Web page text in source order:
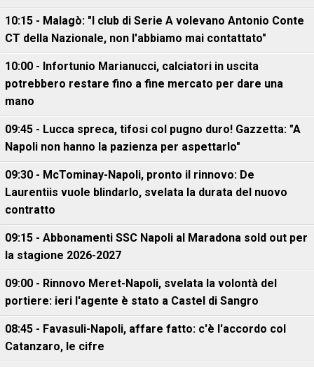
10:15 - Malagò: "I club di Serie A volevano Antonio Conte
CT della Nazionale, non l'abbiamo mai contattato"
10:00 - Infortunio Marianucci, calciatori in uscita
potrebbero restare fino a fine mercato per dare una
mano
09:45 - Lucca spreca, tifosi col pugno duro! Gazzetta: "A
Napoli non hanno la pazienza per aspettarlo"
09:30 - McTominay-Napoli, pronto il rinnovo: De
Laurentiis vuole blindarlo, svelata la durata del nuovo
contratto
09:15 - Abbonamenti SSC Napoli al Maradona sold out per
la stagione 2026-2027
09:00 - Rinnovo Meret-Napoli, svelata la volontà del
portiere: ieri l'agente è stato a Castel di Sangro
08:45 - Favasuli-Napoli, affare fatto: c'è l'accordo col
Catanzaro, le cifre